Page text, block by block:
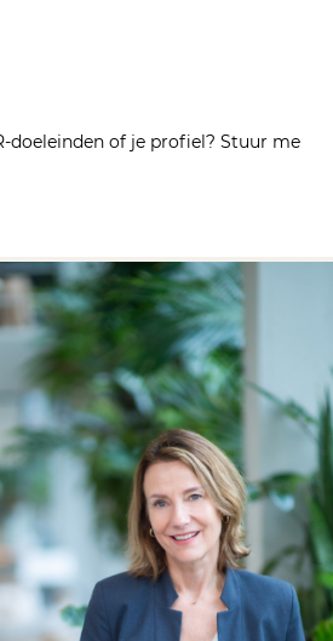
doeleinden of je profiel? Stuur me